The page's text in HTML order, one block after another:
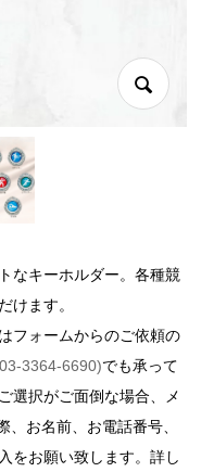
なキーホルダー。各種競
けます。
フォームからのご依頼の
3364-6690)でも承って
選択がご面倒な場合、メ
、お名前、お電話番号、
をお願い致します。詳し